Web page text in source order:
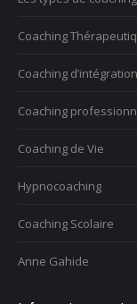
Coaching
Coaching d’intégration
Coaching
Coaching de Vie
Hypnocoaching
Coaching Scolaire
Anne Gahide